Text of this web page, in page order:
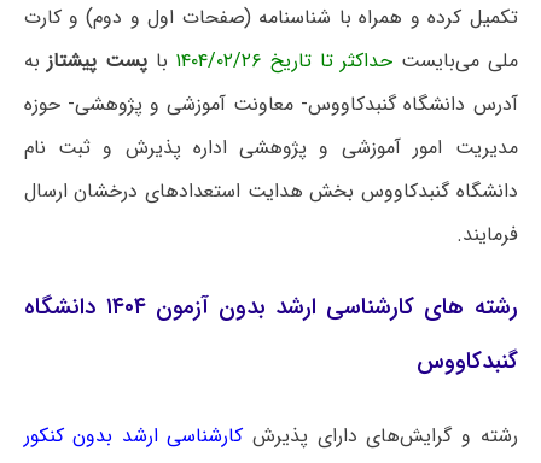
تکمیل کرده و همراه با شناسنامه (صفحات اول و دوم) و کارت
ملی می‌بایست حداکثر تا تاریخ ۱۴۰۴/۰۲/۲۶ با پست پیشتازبه
آدرس دانشگاه گنبدکاووس- معاونت آموزشی و پژوهشی- حوزه
مدیریت امور آموزشی و پژوهشی اداره پذیرش و ثبت نام
دانشگاه گنبدکاووس بخش هدایت استعدادهای درخشان ارسال
فرمایند.
رشته های کارشناسی ارشد بدون آزمون ۱۴۰۴ دانشگاه
گنبدکاووس
رشته و گرایش‌های دارای پذیرش کارشناسی ارشد بدون کنکور